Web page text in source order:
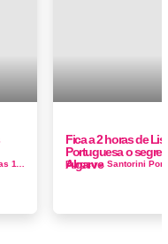
O período em que pode nevar mais será entre as 11h e as 15h, ai pode acumular nos pontos mais altos da Serra da Estrela. Aten&cced...
Fica a 2 horas de
Portuguesa o
Algarve